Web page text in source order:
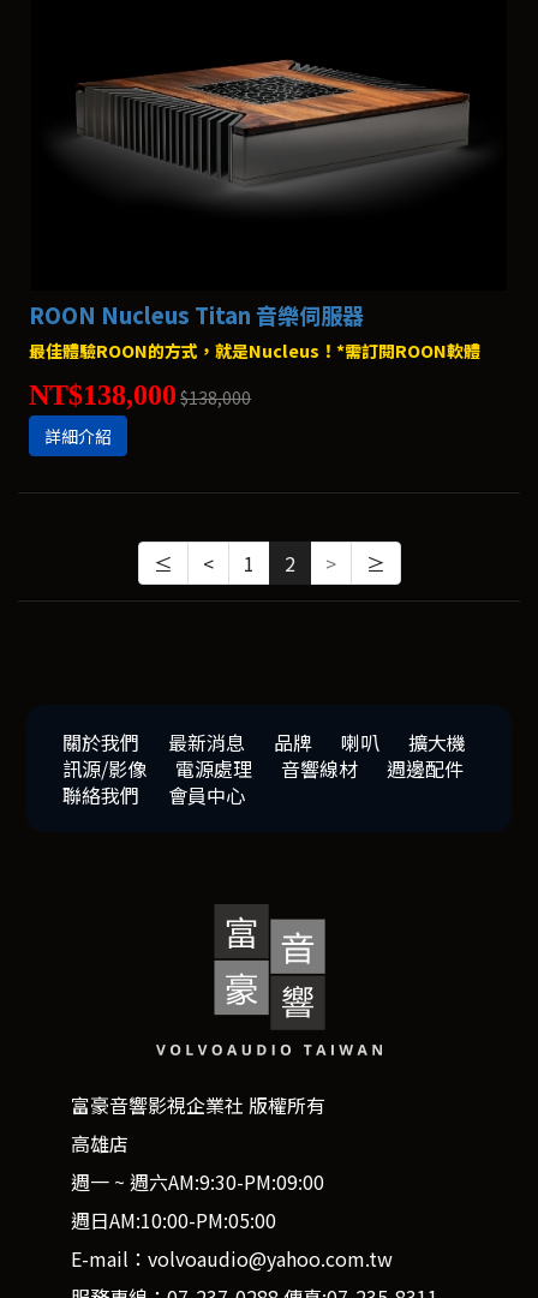
ROON Nucleus Titan 音樂伺服器
最佳體驗ROON的方式，就是Nucleus！*需訂閱ROON軟體
NT$138,000 $138,000
詳細介紹
≤ < 1 2 > ≥
關於我們 最新消息 品牌 喇叭
擴大機
訊源/影像
電源處理 音響線材
週邊配件
聯絡我們
會員中心
富豪音響影視企業社 版權所有
高雄店
週一 ~ 週六AM:9:30-PM:09:00
週日AM:10:00-PM:05:00
E-mail：volvoaudio@yahoo.com.tw